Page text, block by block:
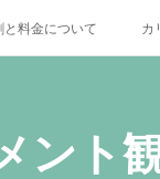
と料金について カ
ント